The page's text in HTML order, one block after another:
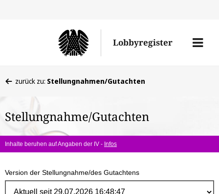
Lobbyregister
Menü
befinden
hier:
zurück zu: Stellungnahmen/Gutachten
Stellungnahme/Gutachten
Inhalte beruhen auf Angaben der IV - Infos
Version der Stellungnahme/des Gutachtens